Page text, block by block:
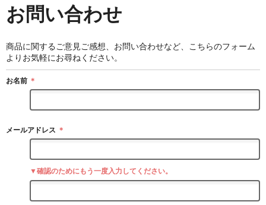
お問い合わせ
商品に関するご意見ご感想、お問い合わせなど、こちらのフォーム
よりお気軽にお尋ねください。
お名前 ＊
メールアドレス ＊
▼確認のためにもう一度入力してください。